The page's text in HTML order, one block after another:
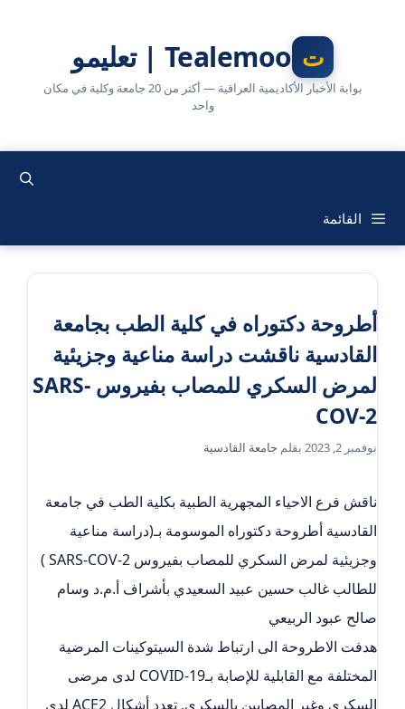
Tealemoo | تعليمو
بوابة الأخبار الأكاديمية العراقية — أكثر من 20 جامعة وكلية في مكان
واحد
القائمة
أطروحة دكتوراه في كلية الطب بجامعة
القادسية ناقشت دراسة مناعية وجزيئية
لمرض السكري للمصاب بفيروس SARS-
COV-2
نوفمبر 2, 2023 بقلم جامعة القادسية
ناقش فرع الاحياء المجهرية الطبية بكلية الطب في جامعة
القادسية أطروحة دكتوراه الموسومة بـ(دراسة مناعية
وجزيئية لمرض السكري للمصاب بفيروس SARS-COV-2 )
للطالب غالب حسين عبيد السعيدي بأشراف أ.م.د وسام
صالح عبود الربيعي
هدفت الاطروحة الى ارتباط شدة السيتوكينات المرضية
المختلفة مع القابلية للإصابة بـCOVID-19 لدى مرضى
السكري وغير المصابين بالسكري, تعدد أشكال ACE2 لدى